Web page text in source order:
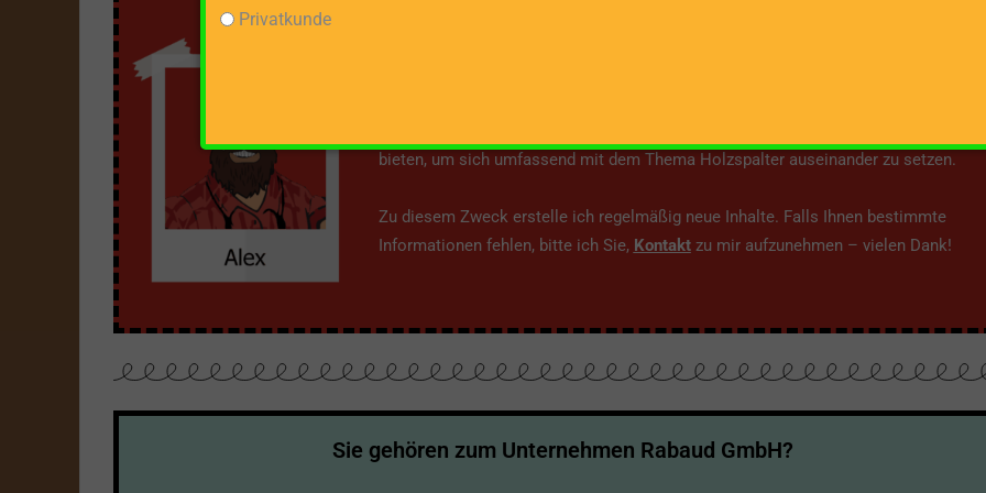
bieten, um sich umfassend mit dem Thema Holzspalter auseinander zu setzen.
Zu diesem Zweck erstelle ich regelmäßig neue Inhalte. Falls Ihnen bestimmte
Informationen fehlen, bitte ich Sie, Kontaktzu mir aufzunehmen – vielen Dank!
Sie gehören zum Unternehmen Rabaud GmbH?
Privatkunde